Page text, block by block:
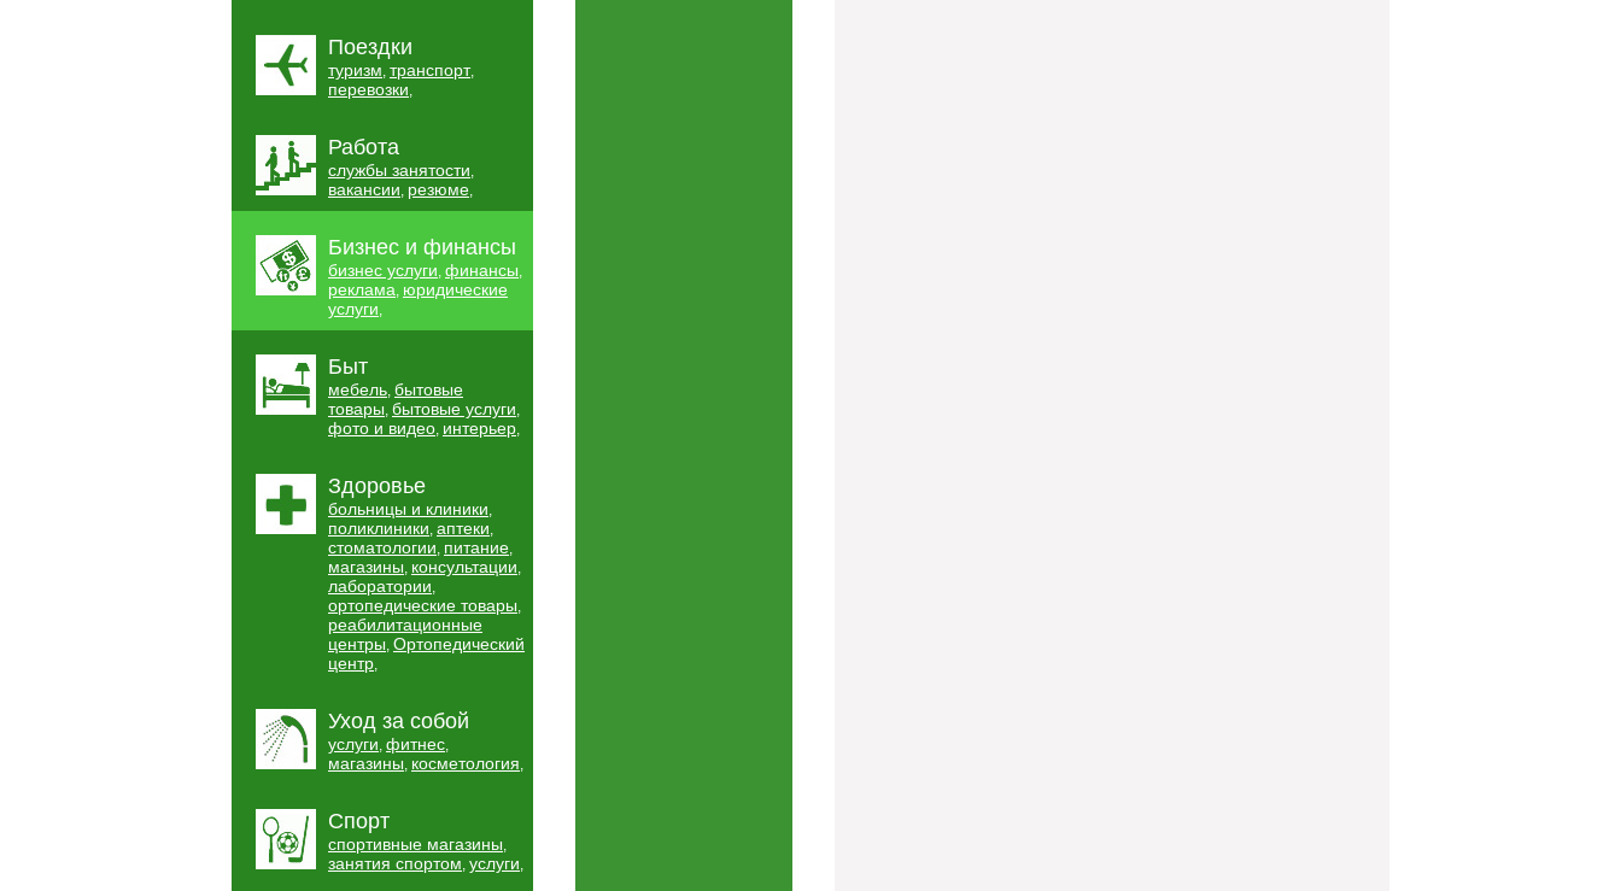
Поездки
туризм, транспорт,
перевозки,
Работа
службы занятости,
вакансии, резюме,
Бизнес и финансы
бизнес услуги, финансы,
реклама, юридические
услуги,
Быт
мебель, бытовые
товары, бытовые услуги,
фото и видео, интерьер,
Здоровье
больницы и клиники,
поликлиники, аптеки,
стоматологии, питание,
магазины, консультации,
лаборатории,
ортопедические товары,
реабилитационные
центры, Ортопедический
центр,
Уход за собой
услуги, фитнес,
магазины, косметология,
Спорт
спортивные магазины,
занятия спортом, услуги,